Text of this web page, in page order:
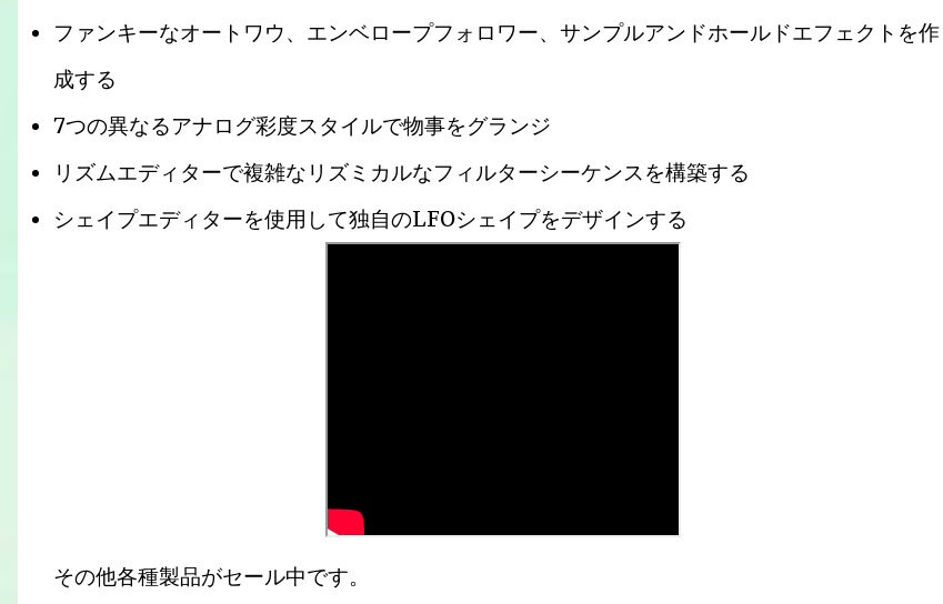
ファンキーなオートワウ、エンベロープフォロワー、サンプルアンドホールドエフェクトを作
成する
7つの異なるアナログ彩度スタイルで物事をグランジ
リズムエディターで複雑なリズミカルなフィルターシーケンスを構築する
シェイプエディターを使用して独自のLFOシェイプをデザインする
その他各種製品がセール中です。